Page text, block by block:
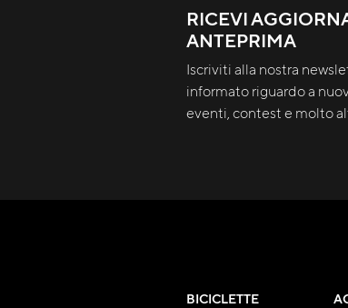
RICEVI
ANTEPRIMA
Iscriviti alla nostra
informato riguardo a
eventi, contest e molto
BICICLETTE